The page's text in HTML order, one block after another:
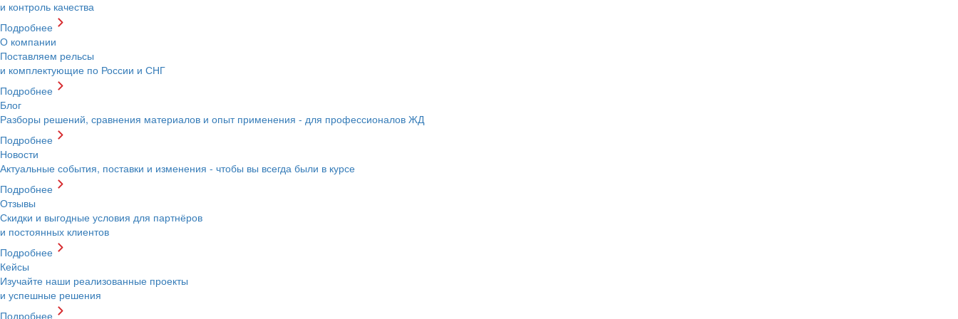
и контроль качества
Подробнее
О компании
Поставляем рельсы
и комплектующие по России и СНГ
Подробнее
Блог
Разборы решений, сравнения материалов и опыт применения - для профессионалов ЖД
Подробнее
Новости
Актуальные события, поставки и изменения - чтобы вы всегда были в курсе
Подробнее
Отзывы
Скидки и выгодные условия для партнёров
и постоянных клиентов
Подробнее
Кейсы
Изучайте наши реализованные проекты
и успешные решения
Подробнее